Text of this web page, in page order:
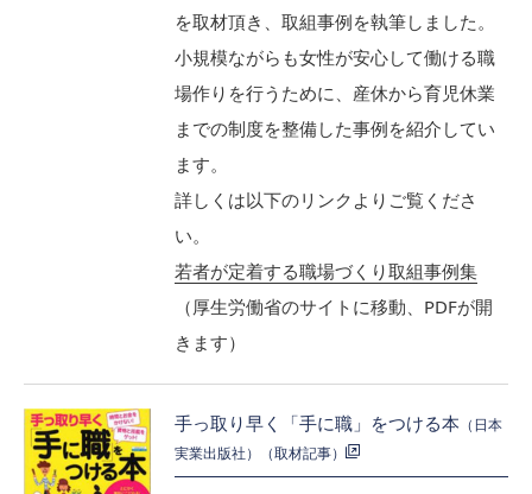
を取材頂き、取組事例を執筆しました。
小規模ながらも女性が安心して働ける職
場作りを行うために、産休から育児休業
までの制度を整備した事例を紹介してい
ます。
詳しくは以下のリンクよりご覧くださ
い。
若者が定着する職場づくり取組事例集
（厚生労働省のサイトに移動、PDFが開
きます）
手っ取り早く「手に職」をつける本 （日本
実業出版社）（取材記事）